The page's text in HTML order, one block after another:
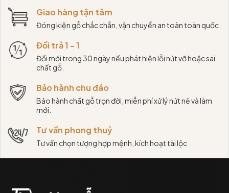
Giao hàng tận tâm
Đóng kiện gỗ chắc chắn, vận chuyển an toàn toàn quốc.
Đổi trả 1 - 1
Đổi mới trong 30 ngày nếu phát hiện lỗi nứt vỡ hoặc sai
chất gỗ.
Bảo hành chu đáo
Bảo hành chất gỗ trọn đời, miễn phí xử lý nứt nẻ và làm
mới.
Tư vấn phong thuỷ
Tư vấn chọn tượng hợp mệnh, kích hoạt tài lộc